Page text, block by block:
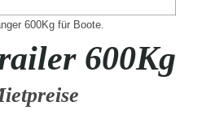
600Kg für Boote.
600Kg